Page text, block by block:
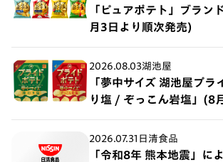
「ピュアポテト」ブラン
月3日より順次発売)
2026.08.03湖池屋
「夢中サイズ 湖池屋プラ
り塩 / ぞっこん岩塩」(8
2026.07.31 日清食品
「令和8年 熊本地震」に